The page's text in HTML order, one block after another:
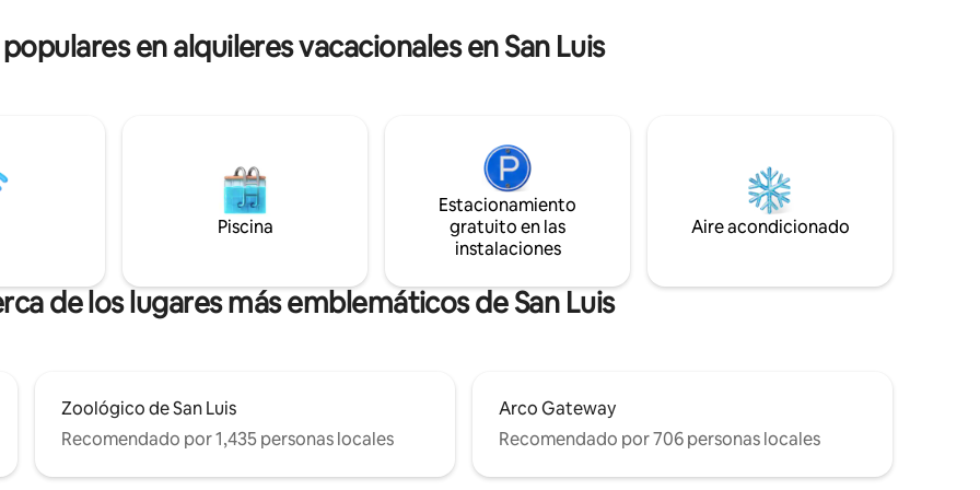
recuerdo inolvidable de St. Louis!
pie: 88.
en alquileres vacacionales en San Luis
Piscina
Estacionamiento
gratuito en las
instalaciones
Aire acondicionado
de los lugares más emblemáticos de San Luis
Zoológico de San Luis
Recomendado por 1,435 personas locales
Arco Gateway
Recomendado por 706 personas locales